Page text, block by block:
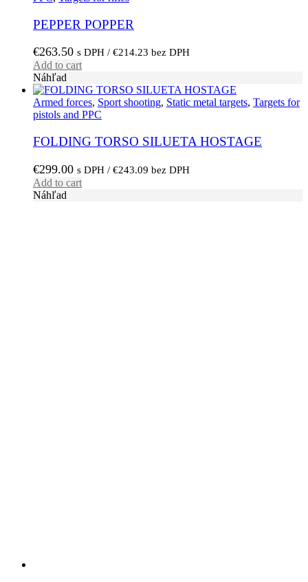
PEPPER POPPER
€263.50 s DPH / €214.23 bez DPH
Add to cart
Náhľad
Armed forces, Sport shooting, Static metal targets, Targets for
pistols and PPC
FOLDING TORSO SILUETA HOSTAGE
€299.00 s DPH / €243.09 bez DPH
Add to cart
Náhľad